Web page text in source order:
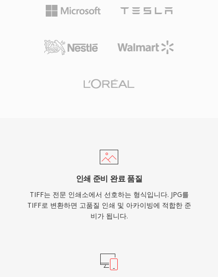
인쇄 준비 완료 품질
TIFF는 전문 인쇄소에서 선호하는 형식입니다. JPG를
TIFF로 변환하면 고품질 인쇄 및 아카이빙에 적합한 준
비가 됩니다.